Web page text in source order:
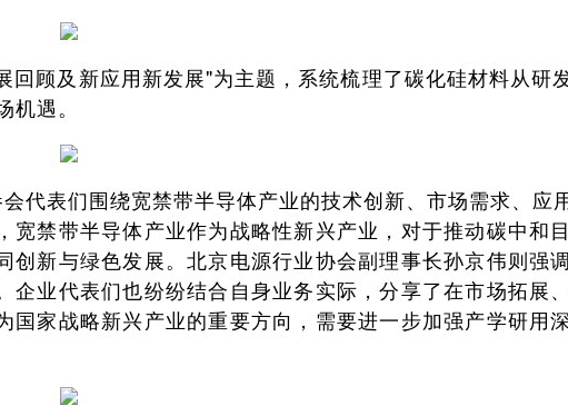
顾及新应用新发展"为主题，系统梳理了碳化硅材料从研
遇。
代表们围绕宽禁带半导体产业的技术创新、市场需求、应
禁带半导体产业作为战略性新兴产业，对于推动碳中和
新与绿色发展。北京电源行业协会副理事长孙京伟则强
业代表们也纷纷结合自身业务实际，分享了在市场拓展
家战略新兴产业的重要方向，需要进一步加强产学研用